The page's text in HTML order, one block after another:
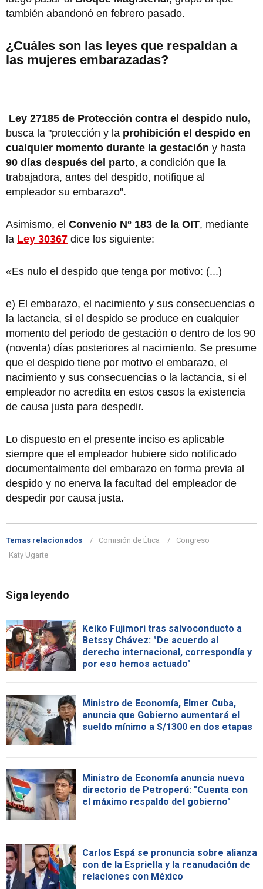
también abandonó en febrero pasado.
¿Cuáles son las leyes que respaldan a
las mujeres embarazadas?
Ley 27185 de Protección contra el despido nulo,
busca la "protección y la prohibición el despido en
cualquier momento durante la gestación y hasta
90 días después del parto, a condición que la
trabajadora, antes del despido, notifique al
empleador su embarazo".
Asimismo, el Convenio N° 183 de la OIT, mediante
la Ley 30367 dice los siguiente:
«Es nulo el despido que tenga por motivo: (...)
e) El embarazo, el nacimiento y sus consecuencias o
la lactancia, si el despido se produce en cualquier
momento del periodo de gestación o dentro de los 90
(noventa) días posteriores al nacimiento. Se presume
que el despido tiene por motivo el embarazo, el
nacimiento y sus consecuencias o la lactancia, si el
empleador no acredita en estos casos la existencia
de causa justa para despedir.
Lo dispuesto en el presente inciso es aplicable
siempre que el empleador hubiere sido notificado
documentalmente del embarazo en forma previa al
despido y no enerva la facultad del empleador de
despedir por causa justa.
Temas relacionados Comisión de Ética
Congreso
Katy Ugarte
Siga leyendo
Keiko Fujimori tras salvoconducto a
Betssy Chávez: "De acuerdo al
derecho internacional, correspondía y
por eso hemos actuado"
Ministro de Economía, Elmer Cuba,
anuncia que Gobierno aumentará el
sueldo mínimo a S/1300 en dos etapas
Ministro de Economía anuncia nuevo
directorio de Petroperú: "Cuenta con
el máximo respaldo del gobierno"
Carlos Espá se pronuncia sobre alianza
con de la Espriella y la reanudación de
relaciones con México